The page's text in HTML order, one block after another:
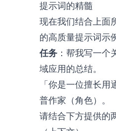
提示词的精髓
现在我们结合上面
的高质量提示词示
任务 ：帮我写一个
域应用的总结。
「你是一位擅长
普作家（角色）。
请结合下方提供的